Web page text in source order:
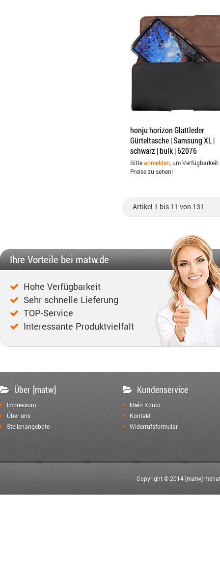
honju horizon Glattleder
Gürteltasche | Samsung XL |
schwarz | bulk | 62076
Bitteanmelden , um
Preise zu sehen!
Artikel 1 bis 11 von 131
Ihre Vorteile bei matw.de
Hohe Verfügbarkeit
Sehr schnelle Lieferung
TOP-Service
Interessante Produktvielfalt
Über [matw]
Impressum
Über uns
Stellenangebote
Kundenservice
Mein Konto
Kontakt
Widerrufsformular
Copyright © 2014 [matw]